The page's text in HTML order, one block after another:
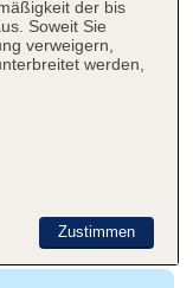
Bereich:
MasterCard, EC
der bis
Soweit Sie
verweigern,
werden,
Zustimmen